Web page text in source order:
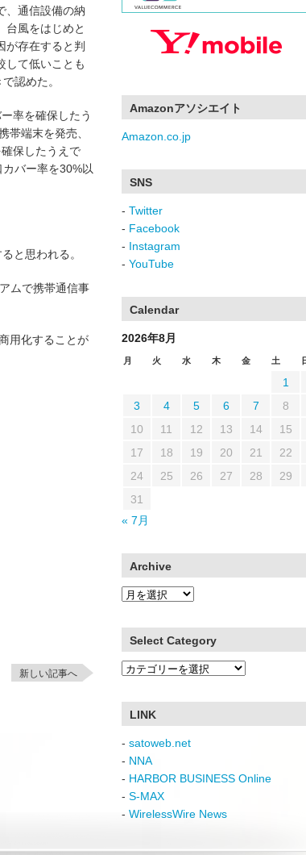
、通信設備の納
台風をはじめと
が存在すると判
して低いことも
認めた。
率を確保したう
帯端末を発売、
保したうえで
バー率を30%以
と思われる。
ムで携帯通信事
用化することが
新しい記事へ
Amazonアソシエイト
Amazon.co.jp
SNS
- Twitter
- Facebook
- Instagram
- YouTube
Calendar
2026年8月
月 火 水 木 金 土
1
3
4 5 6 7 8
10
11 12 13 14 15
17
18 19 20 21 22
24
25 26 27 28 29
31
« 7月
Archive
Archive
Select Category
Select
LINK
- satoweb.net
- NNA
- HARBOR BUSINESS Online
- S-MAX
- WirelessWire News